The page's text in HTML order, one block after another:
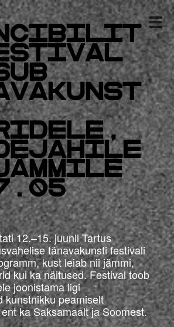
12.–15. juunil Tartus
tänavakunsti festivali
kust leiab nii jämmi,
kui ka näitused. Festival toob
joonistama ligi
kunstnikku peamiselt
ka Saksamaalt ja Soomest.